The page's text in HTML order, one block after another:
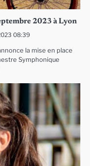
2023 à Lyon
08:39
la mise en place
Symphonique